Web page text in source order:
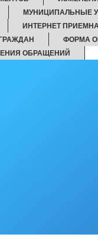
МУНИЦИПАЛЬНЫЕ
ИНТЕРНЕТ
ФОРМА
ОБРАЩЕНИЙ